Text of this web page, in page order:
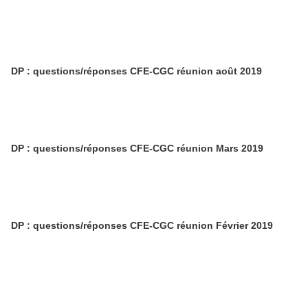
DP : questions/réponses CFE-CGC réunion août 2019
DP : questions/réponses CFE-CGC réunion Mars 2019
DP : questions/réponses CFE-CGC réunion Février 2019